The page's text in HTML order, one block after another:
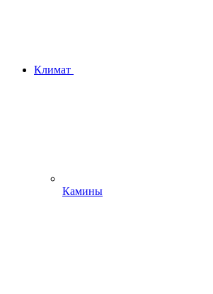
Климат
Камины